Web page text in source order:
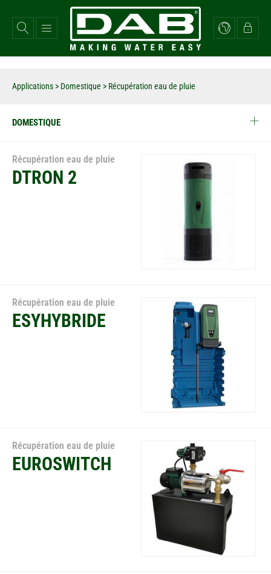
contenu
principal
Applications > Domestique > Récupération eau de pluie
DOMESTIQUE
Récupération eau de pluie
DTRON 2
Récupération eau de pluie
ESYHYBRIDE
Récupération eau de pluie
EUROSWITCH